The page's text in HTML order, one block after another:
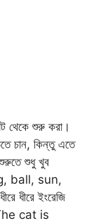
থেকে শুরু করা।
চান, কিন্তু এতে
শুধু খুব
ball, sun,
ধীরে ইংরেজি
cat is